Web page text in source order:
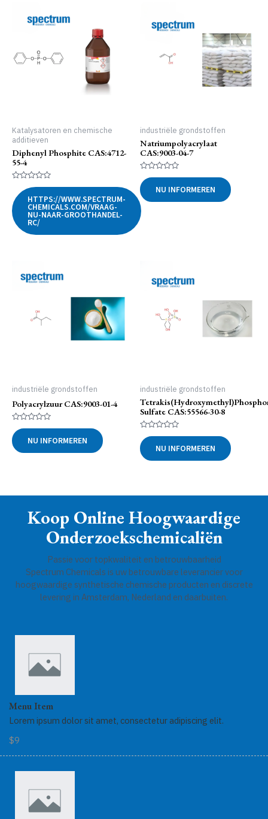
Katalysatoren en chemische
additieven
Diphenyl Phosphite CAS:4712-
55-4
Gewaardeerd
uit
5
HTTPS://WWW.SPECTRUM-
CHEMICALS.COM/VRAAG-
NU-NAAR-GROOTHANDEL-
RC/
industriële grondstoffen
Natriumpolyacrylaat
CAS:9003-04-7
Gewaardeerd
0
uit
5
NU INFORMEREN
industriële grondstoffen
Polyacrylzuur CAS:9003-01-4
Gewaardeerd
0
uit
5
NU INFORMEREN
industriële grondstoffen
Sulfate CAS:55566-30-8
Gewaardeerd
0
uit
5
NU INFORMEREN
Koop Online Hoogwaardige
Onderzoekschemicaliën
Passie voor topkwaliteit en betrouwbaarheid
Spectrum Chemicals is uw betrouwbare leverancier voor
hoogwaardige synthetische chemische producten en discrete
levering in Amsterdam, Nederland en daarbuiten.
Menu Item
Lorem ipsum dolor sit amet, consectetur adipiscing elit.
$9